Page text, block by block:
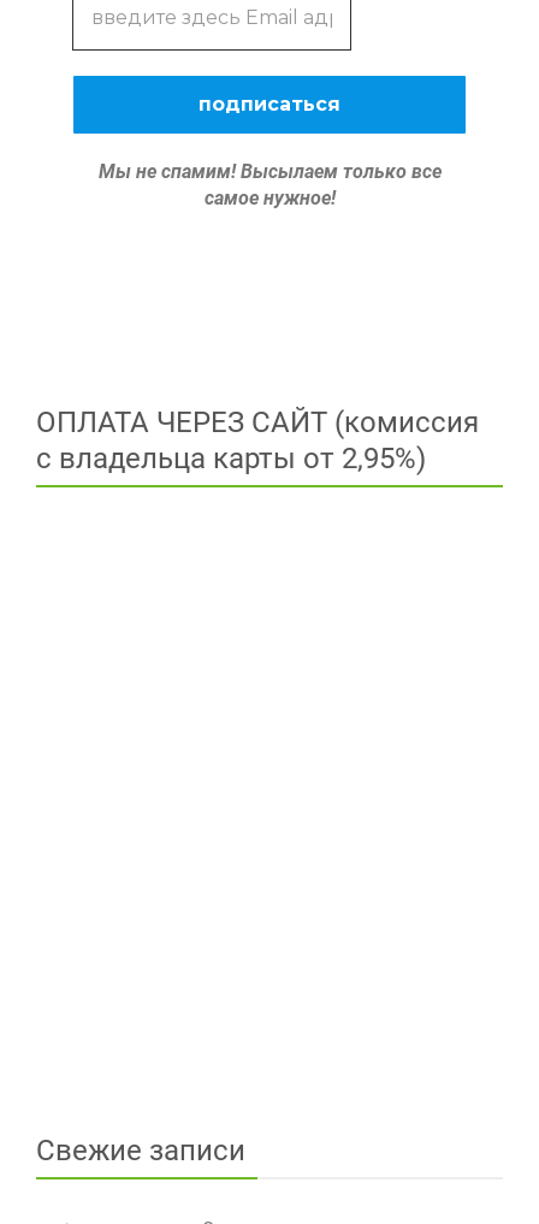
Мы не спамим! Высылаем только все
самое нужное!
ОПЛАТА ЧЕРЕЗ САЙТ (комиссия
с владельца карты от 2,95%)
Свежие записи